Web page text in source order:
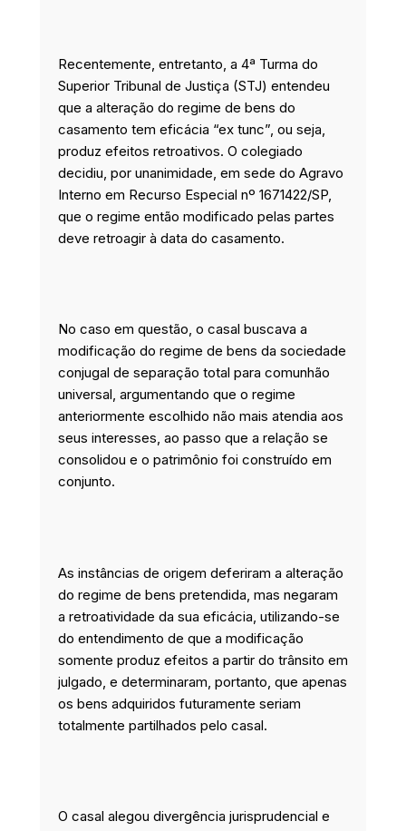
Recentemente, entretanto, a 4ª Turma do
Superior Tribunal de Justiça (STJ) entendeu
que a alteração do regime de bens do
casamento tem eficácia “ex tunc”, ou seja,
produz efeitos retroativos. O colegiado
decidiu, por unanimidade, em sede do Agravo
Interno em Recurso Especial nº 1671422/SP,
que o regime então modificado pelas partes
deve retroagir à data do casamento.
No caso em questão, o casal buscava a
modificação do regime de bens da sociedade
conjugal de separação total para comunhão
universal, argumentando que o regime
anteriormente escolhido não mais atendia aos
seus interesses, ao passo que a relação se
consolidou e o patrimônio foi construído em
conjunto.
As instâncias de origem deferiram a alteração
do regime de bens pretendida, mas negaram
a retroatividade da sua eficácia, utilizando-se
do entendimento de que a modificação
somente produz efeitos a partir do trânsito em
julgado, e determinaram, portanto, que apenas
os bens adquiridos futuramente seriam
totalmente partilhados pelo casal.
O casal alegou divergência jurisprudencial e